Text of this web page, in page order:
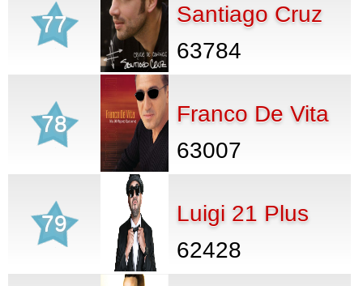
77
Santiago Cruz
63784
78
Franco De Vita
63007
79
Luigi 21 Plus
62428